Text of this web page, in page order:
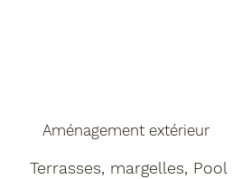
Terrasses, margelles,
Aménagement extérieur